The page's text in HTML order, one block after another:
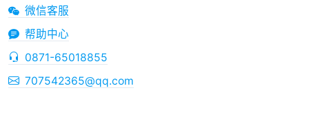
微信客服
帮助中心
0871-65018855
707542365@qq.com